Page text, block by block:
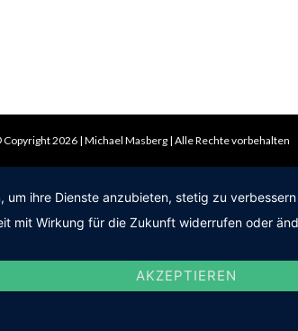
2026 | Michael Masberg | Alle Rechte vorbehalten
ihre Dienste anzubieten, stetig zu
mit Wirkung für die Zukunft widerrufen oder
AKZEPTIEREN